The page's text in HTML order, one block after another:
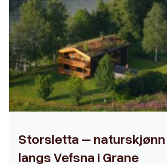
Storsletta –
langs Vefsna i Grane